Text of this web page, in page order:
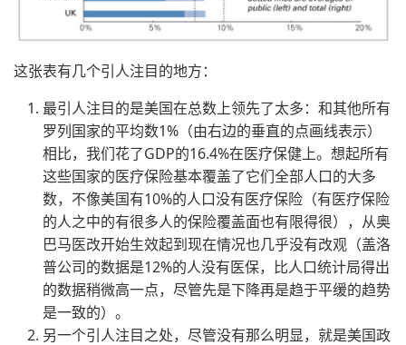
这张表有几个引人注目的地方：
最引人注目的是美国在总数上领先了太多：和其他所有
罗列国家的平均数1%（由右边的垂直的点画线表示）
相比，我们花了GDP的16.4%在医疗保健上。想起所有
这些国家的医疗保险基本覆盖了它们全部人口的大多
数，不像美国有10%的人口没有医疗保险（有医疗保险
的人之中的有很多人的保险覆盖面也有限得很），从奥
巴马医改开始生效起到现在情况也几乎没有改观（盖洛
普公司的数据是12%的人没有医保，比人口统计局得出
的数据稍微高一点，尽管先是下降再是趋于平缓的趋势
是一致的）。
另一个引人注目之处，尽管没有那么明显，就是美国政